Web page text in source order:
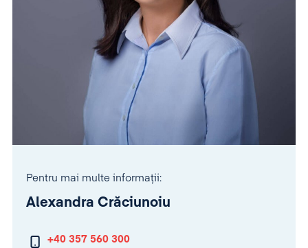
Pentru mai multe informații:
Alexandra Crăciunoiu
+40 357 560 300